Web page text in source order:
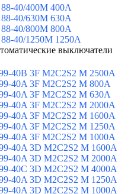
40/400M 400A
40/630М 630A
40/800M 800A
40/1250М 1250A
выключатели
40B 3F M2C2S2 M 2500A
40A 3F M2C2S2 М 800A
40A 3F M2C2S2 М 630A
40A 3F M2C2S2 М 2000A
40A 3F M2C2S2 М 1600A
40A 3F M2C2S2 М 1250A
40A 3F M2C2S2 М 1000A
40A 3D M2C2S2 M 1600A
40A 3D M2C2S2 M 2000A
40C 3D M2C2S2 M 4000A
40A 3D M2C2S2 M 1250A
40A 3D M2C2S2 M 1000A